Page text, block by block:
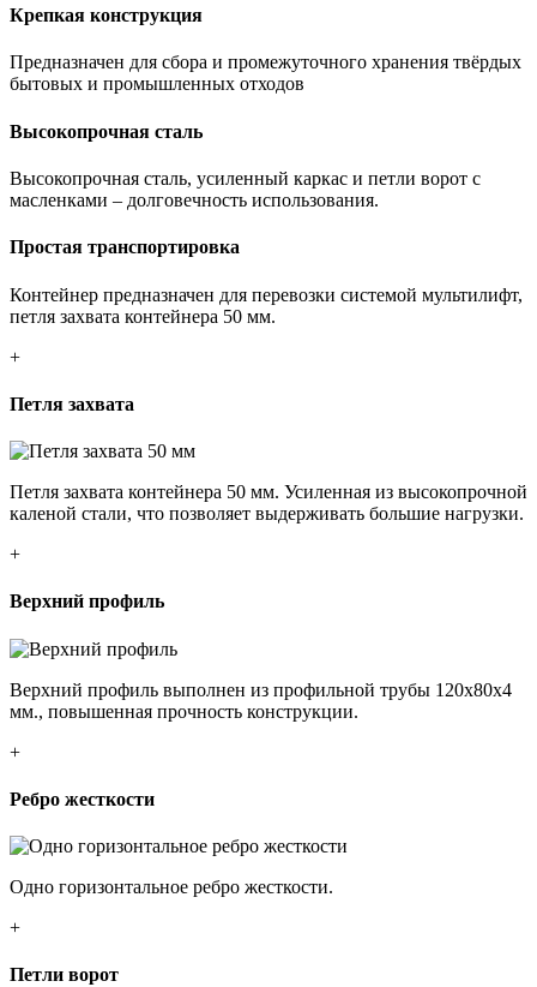
Крепкая конструкция
Предназначен для сбора и промежуточного хранения твёрдых
бытовых и промышленных отходов
Высокопрочная сталь
Высокопрочная сталь, усиленный каркас и петли ворот с
масленками – долговечность использования.
Простая транспортировка
Контейнер предназначен для перевозки системой мультилифт,
петля захвата контейнера 50 мм.
+
Петля захвата
Петля захвата контейнера 50 мм. Усиленная из высокопрочной
каленой стали, что позволяет выдерживать большие нагрузки.
+
Верхний профиль
Верхний профиль выполнен из профильной трубы 120х80х4
мм., повышенная прочность конструкции.
+
Ребро жесткости
Одно горизонтальное ребро жесткости.
+
Петли ворот